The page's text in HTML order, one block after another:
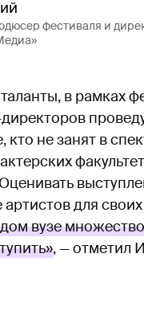
фестиваля и
в рамках
кто не занят в
для
вузе
, — отметил